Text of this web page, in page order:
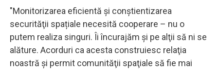
"Monitorizarea eficientă și conştientizarea
securităţii spațiale necesită cooperare – nu o
putem realiza singuri. Îi încurajăm şi pe alţii să ni se
alăture. Acorduri ca acesta construiesc relaţia
noastră şi permit comunităţii spaţiale să fie mai